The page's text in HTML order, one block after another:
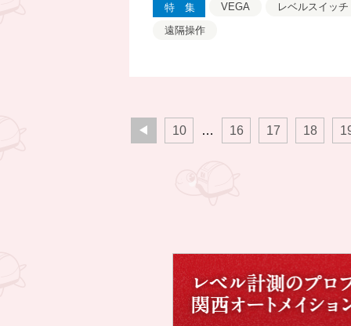
特集 VEGA
レベルスイッチ
遠隔操作
10 16 17 18